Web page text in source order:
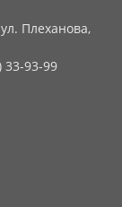
Плеханова,
33-93-99